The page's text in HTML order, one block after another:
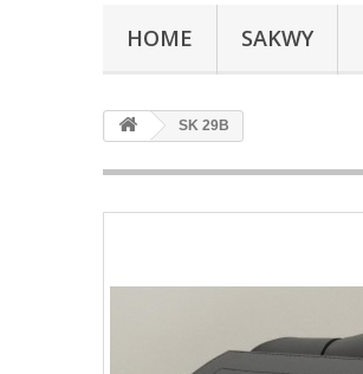
HOME SAKWY
SK 29B